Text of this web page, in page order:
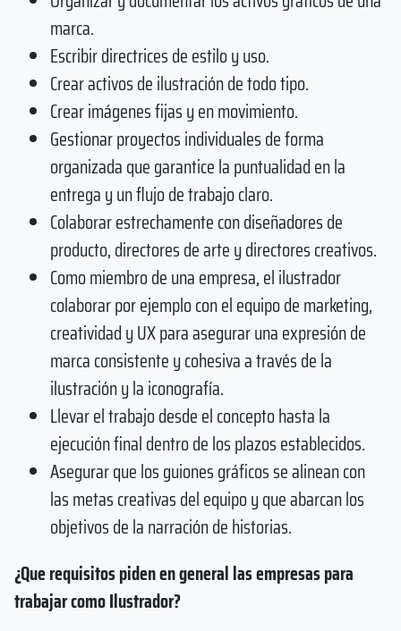
marca.
Escribir directrices de estilo y uso.
Crear activos de ilustración de todo tipo.
Crear imágenes fijas y en movimiento.
Gestionar proyectos individuales de forma
organizada que garantice la puntualidad en la
entrega y un flujo de trabajo claro.
Colaborar estrechamente con diseñadores de
producto, directores de arte y directores creativos.
Como miembro de una empresa, el ilustrador
colaborar por ejemplo con el equipo de marketing,
creatividad y UX para asegurar una expresión de
marca consistente y cohesiva a través de la
ilustración y la iconografía.
Llevar el trabajo desde el concepto hasta la
ejecución final dentro de los plazos establecidos.
Asegurar que los guiones gráficos se alinean con
las metas creativas del equipo y que abarcan los
objetivos de la narración de historias.
¿Que requisitos piden en general las empresas para
trabajar como Ilustrador?